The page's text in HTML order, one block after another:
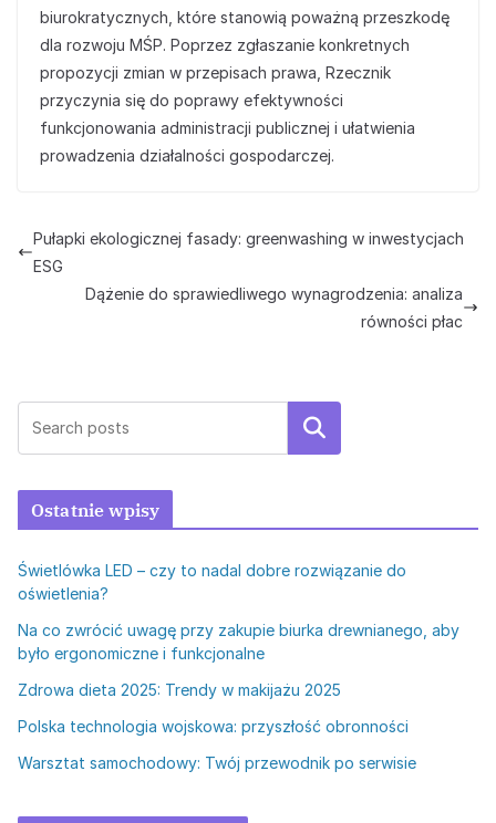
biurokratycznych, które stanowią poważną przeszkodę
dla rozwoju MŚP. Poprzez zgłaszanie konkretnych
propozycji zmian w przepisach prawa, Rzecznik
przyczynia się do poprawy efektywności
funkcjonowania administracji publicznej i ułatwienia
prowadzenia działalności gospodarczej.
Pułapki ekologicznej fasady: greenwashing w inwestycjach
ESG
Dążenie do sprawiedliwego wynagrodzenia: analiza
równości płac
Szukaj
Ostatnie wpisy
Świetlówka LED – czy to nadal dobre rozwiązanie do
oświetlenia?
Na co zwrócić uwagę przy zakupie biurka drewnianego, aby
było ergonomiczne i funkcjonalne
Zdrowa dieta 2025: Trendy w makijażu 2025
Polska technologia wojskowa: przyszłość obronności
Warsztat samochodowy: Twój przewodnik po serwisie